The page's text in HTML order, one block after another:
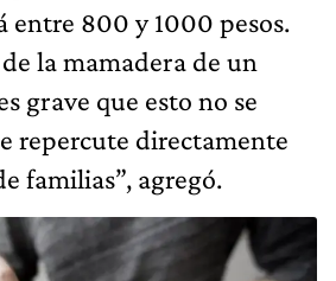
entre 800 y 1000 pesos.
la mamadera de un
grave que esto no se
repercute directamente
familias”, agregó.